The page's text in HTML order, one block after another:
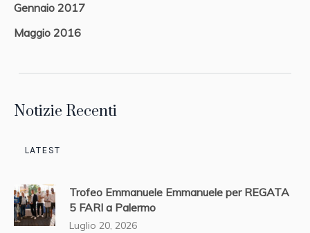
Gennaio 2017
Maggio 2016
Notizie Recenti
LATEST
Trofeo Emmanuele Emmanuele per REGATA
5 FARI a Palermo
Luglio 20, 2026